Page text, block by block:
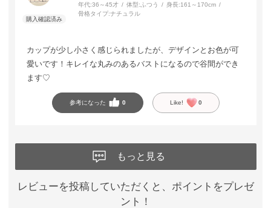
年代:36～45才 体型: ふつう 身長:161～170cm
骨格タイプ:ナチュラル
カップが少し小さく感じられましたが、デザインとお色が可
愛いです！キレイな丸みのあるバストになるので谷間ができ
ます♡
参考になった 0 Like! 0
もっと見る
レビューを投稿していただくと、ポイントをプレゼ
ント！